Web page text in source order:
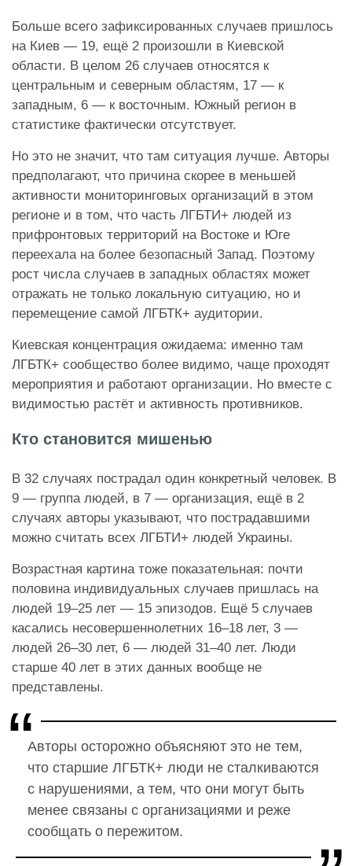
Больше всего зафиксированных случаев пришлось
на Киев — 19, ещё 2 произошли в Киевской
области. В целом 26 случаев относятся к
центральным и северным областям, 17 — к
западным, 6 — к восточным. Южный регион в
статистике фактически отсутствует.
Но это не значит, что там ситуация лучше. Авторы
предполагают, что причина скорее в меньшей
активности мониторинговых организаций в этом
регионе и в том, что часть ЛГБТИ+ людей из
прифронтовых территорий на Востоке и Юге
переехала на более безопасный Запад. Поэтому
рост числа случаев в западных областях может
отражать не только локальную ситуацию, но и
перемещение самой ЛГБТК+ аудитории.
Киевская концентрация ожидаема: именно там
ЛГБТК+ сообщество более видимо, чаще проходят
мероприятия и работают организации. Но вместе с
видимостью растёт и активность противников.
Кто становится мишенью
В 32 случаях пострадал один конкретный человек. В
9 — группа людей, в 7 — организация, ещё в 2
случаях авторы указывают, что пострадавшими
можно считать всех ЛГБТИ+ людей Украины.
Возрастная картина тоже показательная: почти
половина индивидуальных случаев пришлась на
людей 19–25 лет — 15 эпизодов. Ещё 5 случаев
касались несовершеннолетних 16–18 лет, 3 —
людей 26–30 лет, 6 — людей 31–40 лет. Люди
старше 40 лет в этих данных вообще не
представлены.
Авторы осторожно объясняют это не тем,
что старшие ЛГБТК+ люди не сталкиваются
с нарушениями, а тем, что они могут быть
менее связаны с организациями и реже
сообщать о пережитом.